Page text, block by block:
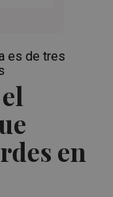
en
es de tres